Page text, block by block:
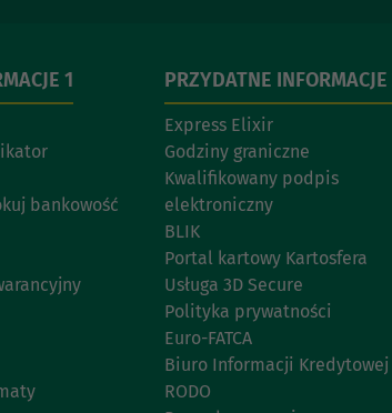
1
bankowość
PRZYDATNE INFORMACJE
Express Elixir
Godziny graniczne
Kwalifikowany podpis
elektroniczny
BLIK
Portal kartowy Kartosfera
Usługa 3D Secure
Polityka prywatności
Euro-FATCA
Biuro Informacji Kredytowej
RODO